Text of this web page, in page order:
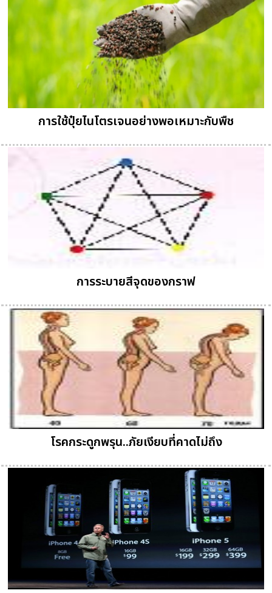
การใช้ปุ๋ยไนโตรเจนอย่างพอเหมาะกับพืช
การระบายสีจุดของกราฟ
โรคกระดูกพรุน..ภัยเงียบที่คาดไม่ถึง